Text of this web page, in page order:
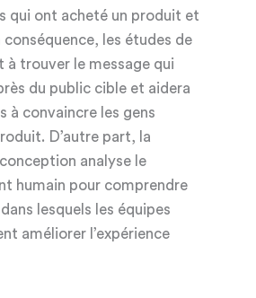
qui ont acheté un produit et
conséquence, les études de
à trouver le message qui
du public cible et aidera
à convaincre les gens
D’autre part, la
analyse le
humain pour comprendre
lesquels les équipes
améliorer l’expérience